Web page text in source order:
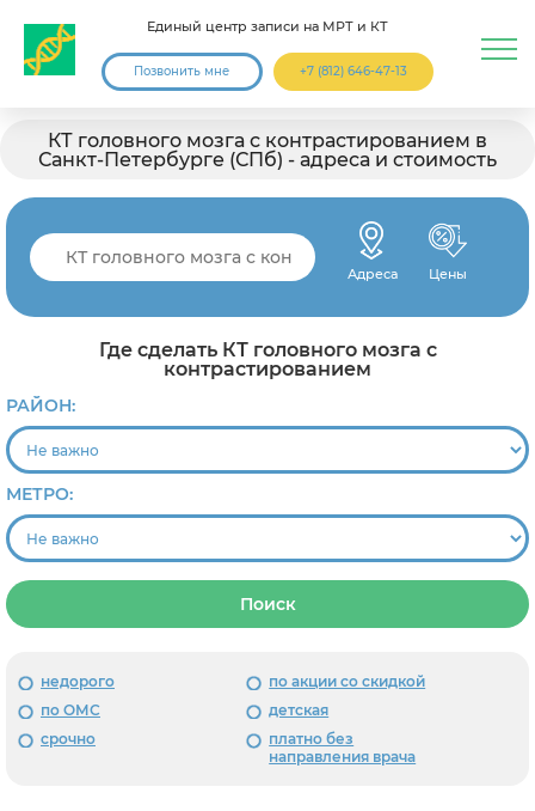
Единый центр записи на МРТ и КТ
Позвонить мне +7 (812) 646-47-13
КТ головного мозга с контрастированием в
Санкт-Петербурге (СПб) - адреса и стоимость
Адреса Цены
Где сделать КТ головного мозга с
контрастированием
РАЙОН:
МЕТРО:
Поиск
недорого
по акции со скидкой
по ОМС
детская
срочно
платно без
направления врача